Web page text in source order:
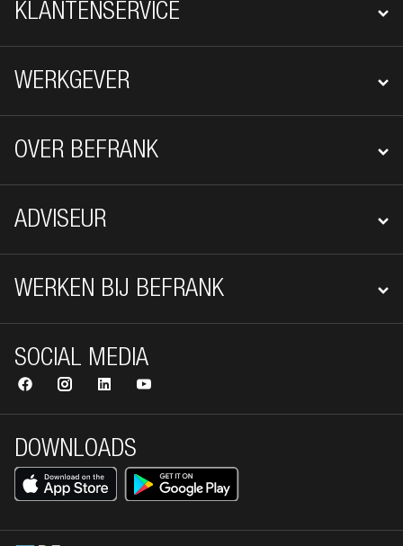
KLANTENSERVICE
WERKGEVER
OVER BEFRANK
ADVISEUR
WERKEN BIJ BEFRANK
DOWNLOADS
SOCIAL MEDIA